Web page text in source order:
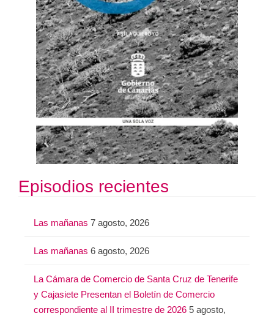
Episodios recientes
Las mañanas 7 agosto, 2026
Las mañanas 6 agosto, 2026
La Cámara de Comercio de Santa Cruz de Tenerife
y Cajasiete Presentan el Boletín de Comercio
correspondiente al II trimestre de 2026 5 agosto,